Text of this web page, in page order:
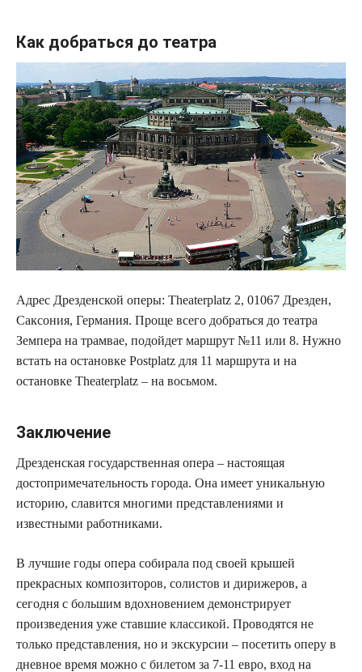
Как добраться до театра
Адрес Дрезденской оперы: Theaterplatz 2, 01067 Дрезден,
Саксония, Германия. Проще всего добраться до театра
Земпера на трамвае, подойдет маршрут №11 или 8. Нужно
встать на остановке Postplatz для 11 маршрута и на
остановке Theaterplatz – на восьмом.
Заключение
Дрезденская государственная опера – настоящая
достопримечательность города. Она имеет уникальную
историю, славится многими представлениями и
известными работниками.
В лучшие годы опера собирала под своей крышей
прекрасных композиторов, солистов и дирижеров, а
сегодня с большим вдохновением демонстрирует
произведения уже ставшие классикой. Проводятся не
только представления, но и экскурсии – посетить оперу в
дневное время можно с билетом за 7-11 евро, вход на